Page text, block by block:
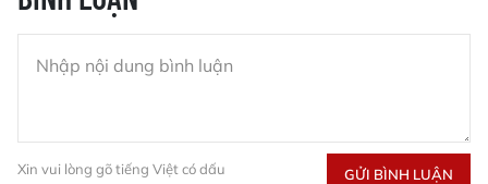
Xin vui lòng gõ tiếng Việt có dấu GỬI BÌNH LUẬN